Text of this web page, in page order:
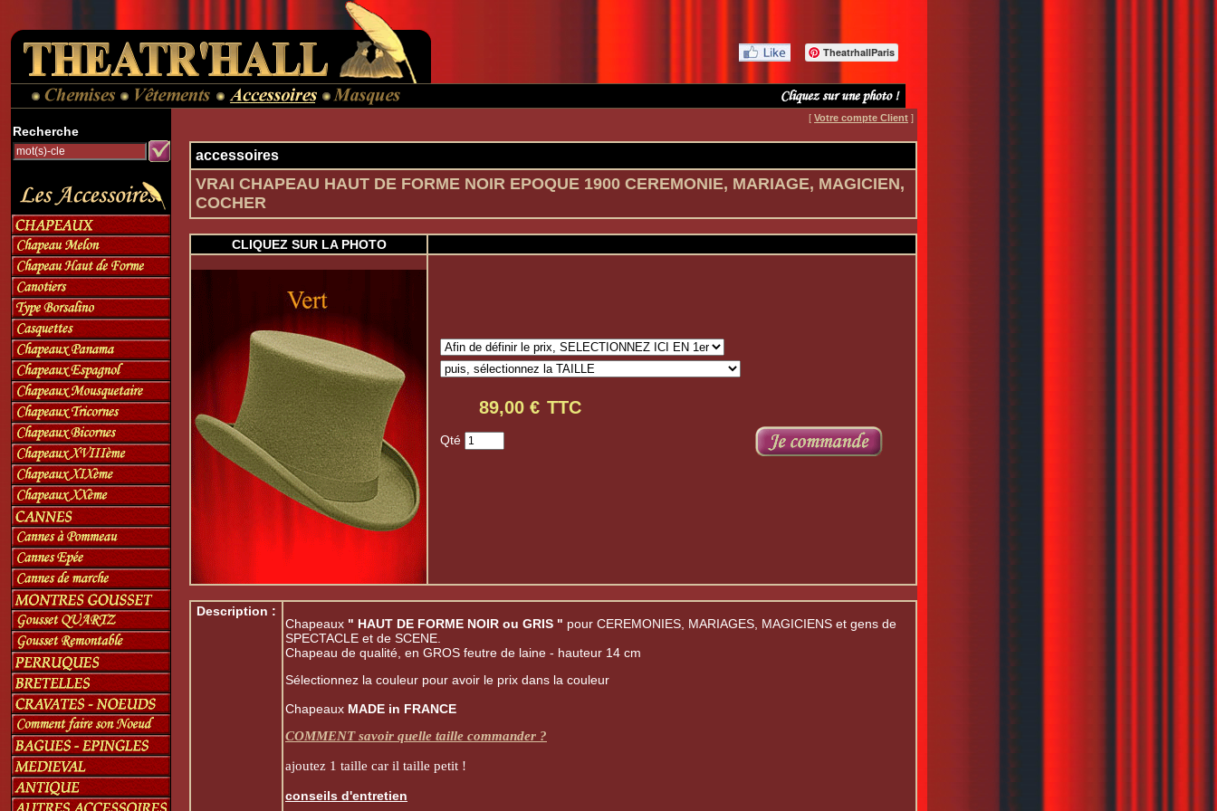
TheatrhallParis
Recherche
[ Votre compte Client ]
accessoires
VRAI CHAPEAU HAUT DE FORME NOIR EPOQUE 1900 CEREMONIE, MARIAGE, MAGICIEN,
COCHER
CLIQUEZ SUR LA PHOTO
TTC
Qté
Description :
Chapeaux " HAUT DE FORME NOIR ou GRIS " pour CEREMONIES, MARIAGES, MAGICIENS et gens de
SPECTACLE et de SCENE.
Chapeau de qualité, en GROS feutre de laine - hauteur 14 cm
Sélectionnez la couleur pour avoir le prix dans la couleur
Chapeaux MADE in FRANCE
COMMENT savoir quelle taille commander ?
ajoutez 1 taille car il taille petit !
conseils d'entretien